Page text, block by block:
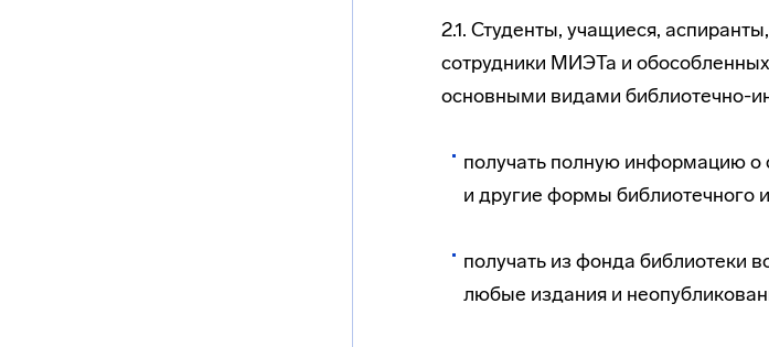
2.1. Студенты, учащиеся, аспиранты,
сотрудники МИЭТа и
основными видами библиотечно-
получать полную информацию о
и другие формы библиотечного
получать из фонда библиотеки
любые издания и